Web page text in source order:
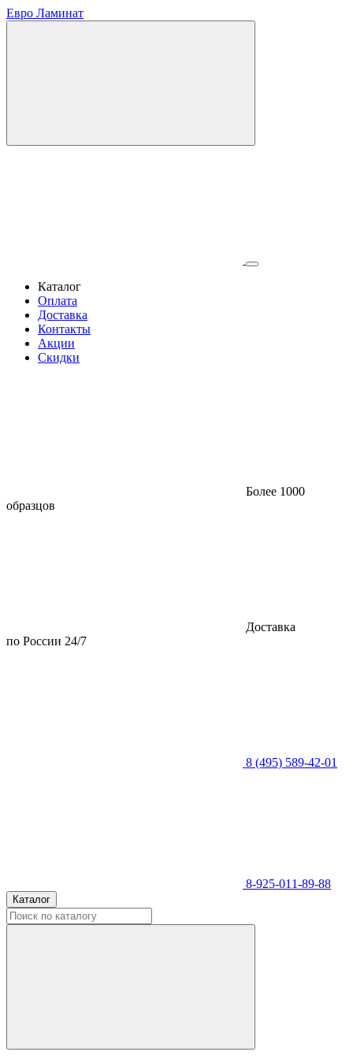
Евро Ламинат
Каталог
Оплата
Доставка
Контакты
Акции
Скидки
Более 1000
образцов
Доставка
по России 24/7
8 (495) 589-42-01
8-925-011-89-88
Каталог